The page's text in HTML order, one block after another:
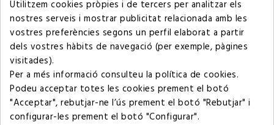
Detalls del producte
Com funciona el servei de recollida de poda?
Posem A La Teva Disposició Dues Modalitats De Recollida:
Mitjançant Big Bags: Et proporcionem sacs grans (Big Bags)
que pots omplir amb les restes de poda. Ens encarreguem del
Utilitzem cookies pròpies i de tercers per analitzar els
nostres serveis i mostrar publicitat relacionada amb les
vostres preferències segons un perfil elaborat a partir
dels vostres hàbits de navegació (per exemple, pàgines
visitades).
Per a més informació consulteu la política de cookies.
Podeu acceptar totes les cookies prement el botó
"Acceptar", rebutjar-ne l’ús prement el botó "Rebutjar" i
configurar-les prement el botó "Configurar".